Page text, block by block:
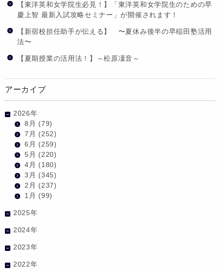
【東洋英和女学院生必見！】「東洋英和女学院生のための早
慶上智 最新入試攻略セミナー」が開催されます！
【新宿校担任助手が伝える】 〜夏休み後半の早稲田塾活用
法〜
【夏期授業の活用法！】～松原凜音～
アーカイブ
2026年
8月 (79)
7月 (252)
6月 (259)
5月 (220)
4月 (180)
3月 (345)
2月 (237)
1月 (99)
2025年
2024年
2023年
2022年